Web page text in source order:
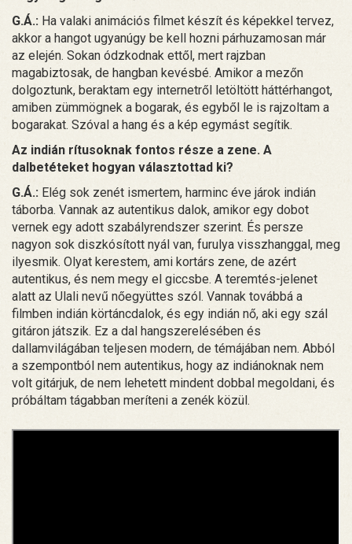
G.Á.: Ha valaki animációs filmet készít és képekkel tervez,
akkor a hangot ugyanúgy be kell hozni párhuzamosan már
az elején. Sokan ódzkodnak ettől, mert rajzban
magabiztosak, de hangban kevésbé. Amikor a mezőn
dolgoztunk, beraktam egy internetről letöltött háttérhangot,
amiben zümmögnek a bogarak, és egyből le is rajzoltam a
bogarakat. Szóval a hang és a kép egymást segítik.
Az indián rítusoknak fontos része a zene. A
dalbetéteket hogyan választottad ki?
G.Á.: Elég sok zenét ismertem, harminc éve járok indián
táborba. Vannak az autentikus dalok, amikor egy dobot
vernek egy adott szabályrendszer szerint. És persze
nagyon sok diszkósított nyál van, furulya visszhanggal, meg
ilyesmik. Olyat kerestem, ami kortárs zene, de azért
autentikus, és nem megy el giccsbe. A teremtés-jelenet
alatt az Ulali nevű nőegyüttes szól. Vannak továbbá a
filmben indián körtáncdalok, és egy indián nő, aki egy szál
gitáron játszik. Ez a dal hangszerelésében és
dallamvilágában teljesen modern, de témájában nem. Abból
a szempontból nem autentikus, hogy az indiánoknak nem
volt gitárjuk, de nem lehetett mindent dobbal megoldani, és
próbáltam tágabban meríteni a zenék közül.